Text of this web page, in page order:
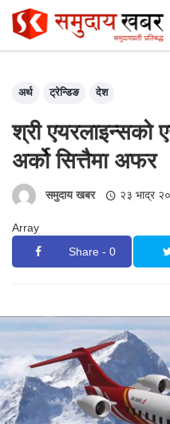
अर्थ ट्रेन्डिङ देश
श्री एयरलाइन्सको
अर्को सित्तैमा अफर
समुदाय खबर २३ भाद्र
Array
Share - 0